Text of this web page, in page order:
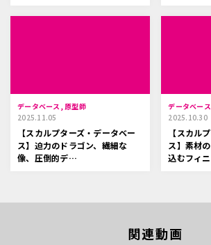
データベース, 原型師
2025.11.05
【スカルプターズ・データベー
ス】迫力のドラゴン、繊細な
像、圧倒的デ…
データベース
2025.10.30
【スカル
ス】素材
込むフィ
関連動画